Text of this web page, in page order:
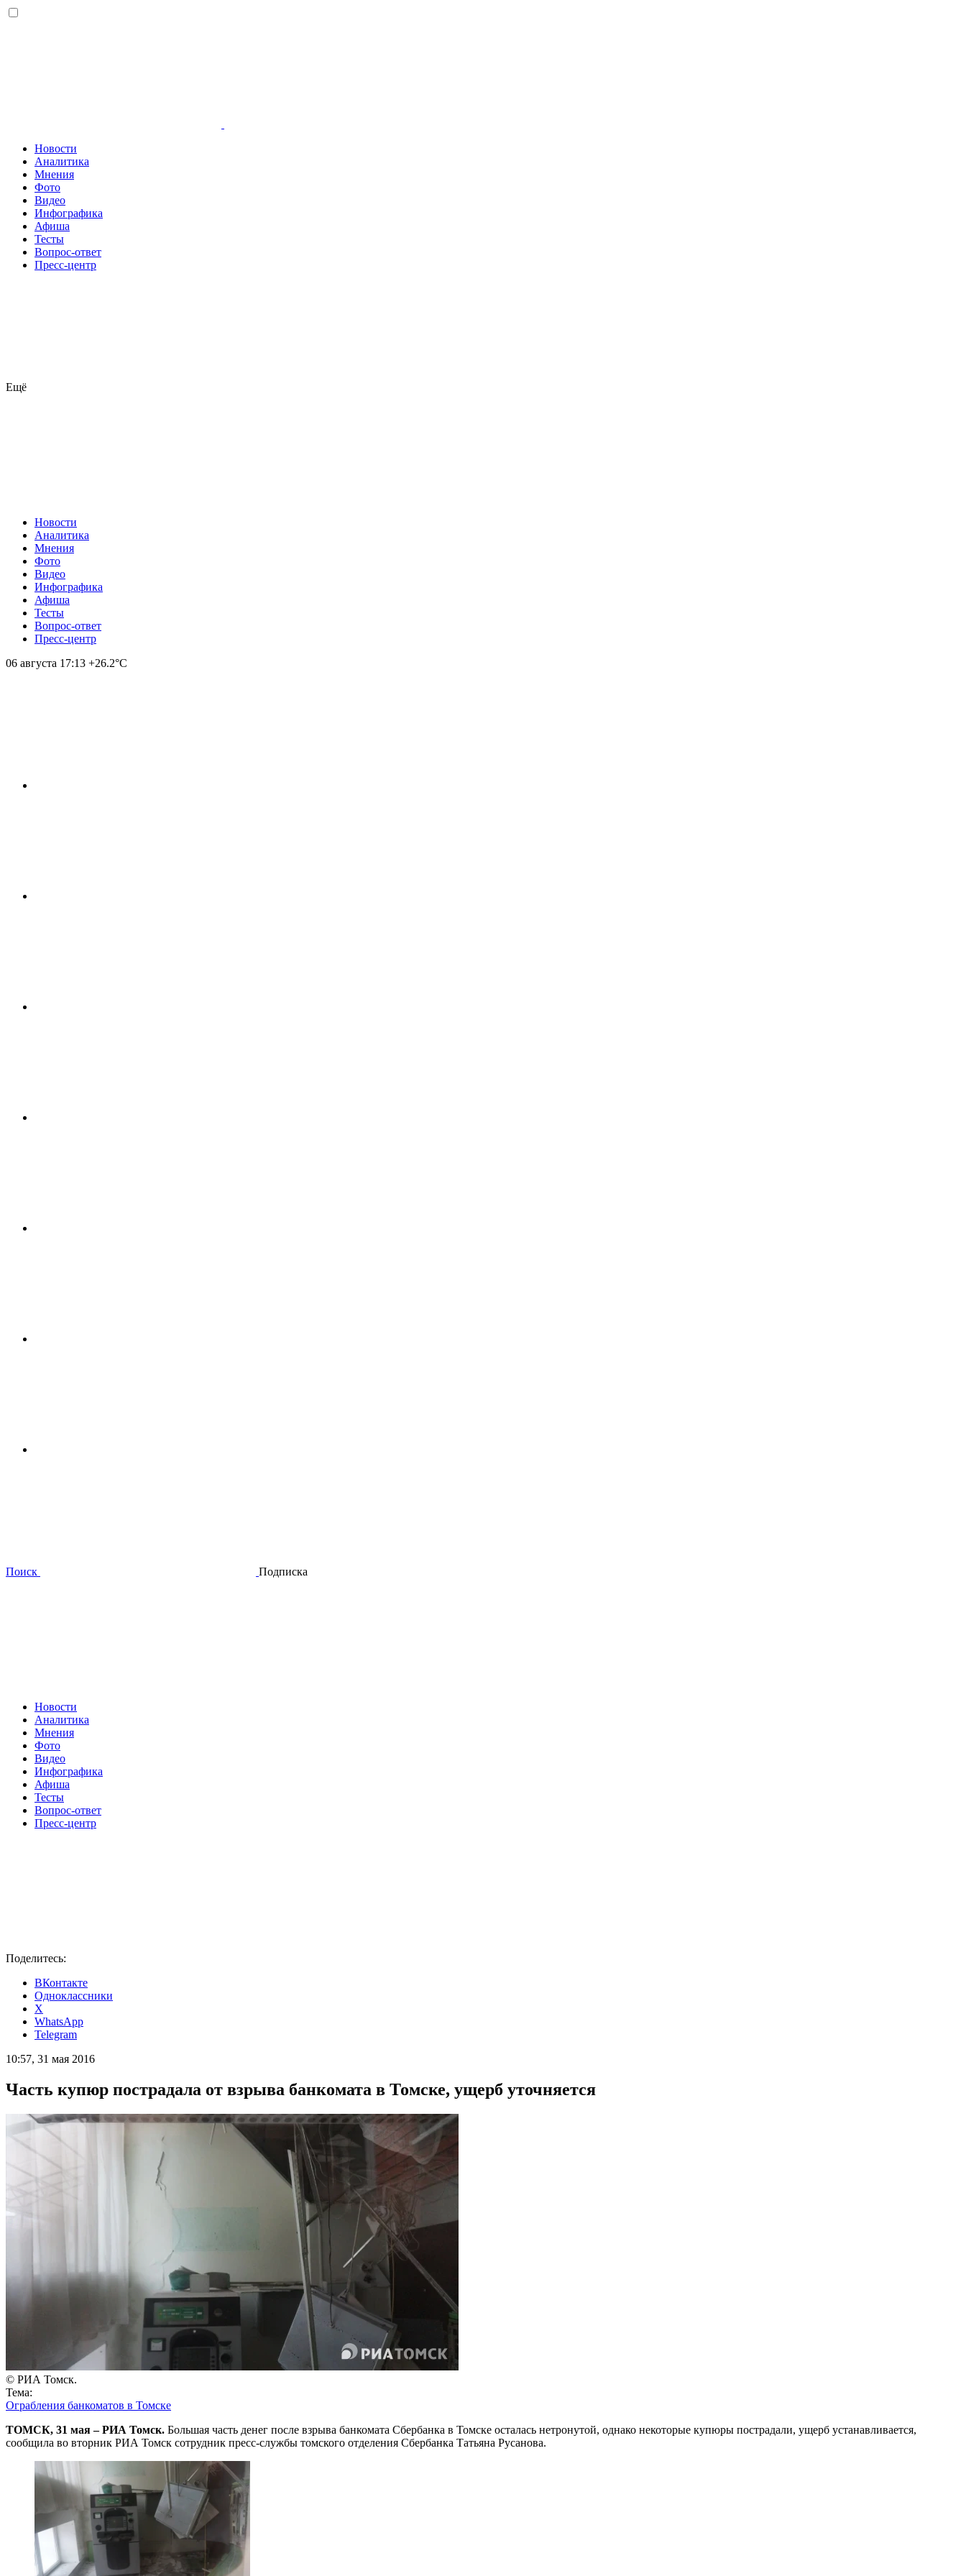
Новости
Аналитика
Мнения
Фото
Видео
Инфографика
Афиша
Тесты
Вопрос-ответ
Пресс-центр
Ещё
Новости
Аналитика
Мнения
Фото
Видео
Инфографика
Афиша
Тесты
Вопрос-ответ
Пресс-центр
06 августа 17:13 +26.2°С
Поиск Подписка
Новости
Аналитика
Мнения
Фото
Видео
Инфографика
Афиша
Тесты
Вопрос-ответ
Пресс-центр
Поделитесь:
ВКонтакте
Одноклассники
X
WhatsApp
Telegram
10:57, 31 мая 2016
Часть купюр пострадала от взрыва банкомата в Томске, ущерб уточняется
© РИА Томск.
Тема:
Ограбления банкоматов в Томске
ТОМСК, 31 мая – РИА Томск. Большая часть денег после взрыва банкомата Сбербанка в Томске осталась нетронутой, однако некоторые купюры пострадали, ущерб устанавливается,
сообщила во вторник РИА Томск сотрудник пресс-службы томского отделения Сбербанка Татьяна Русанова.